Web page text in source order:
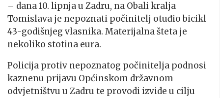
– dana 10. lipnja u Zadru, na Obali kralja
Tomislava je nepoznati počinitelj otuđio bicikl
43-godišnjeg vlasnika. Materijalna šteta je
nekoliko stotina eura.
Policija protiv nepoznatog počinitelja podnosi
kaznenu prijavu Općinskom državnom
odvjetništvu u Zadru te provodi izvide u cilju